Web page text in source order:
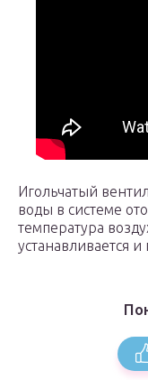
Игольчатый
воды в системе
температура
устанавливается и